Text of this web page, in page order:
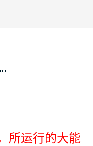
所运行的大能